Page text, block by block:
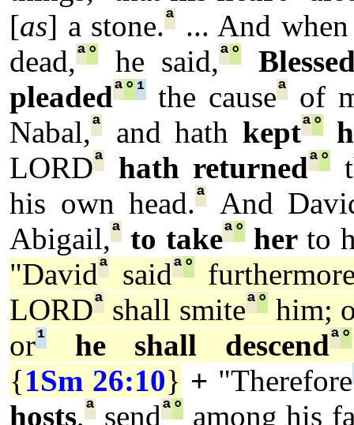
[as] a stone.ª
... And
dead,ª° he said,ª°
pleadedª° ¹ the causeªof
Nabal,ª and hath keptª°
LORDª hath returnedª°
his own head.ª
And
Abigail,ª to takeª°herto
"Davidª saidª°
LORDª shall smiteª°him;
or¹ he shall descendª°
{1Sm 26:10} + "Therefore
hosts,ª sendª° among his